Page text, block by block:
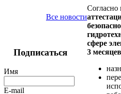
Все новости
Подписаться
Имя
E-mail
сфере
3